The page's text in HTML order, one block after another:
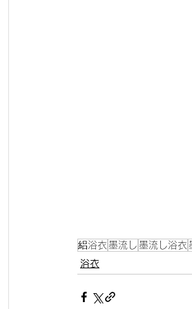
絽浴衣 墨流し 墨流し浴衣
浴衣